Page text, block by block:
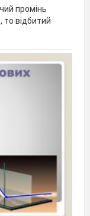
промінь
відбитий